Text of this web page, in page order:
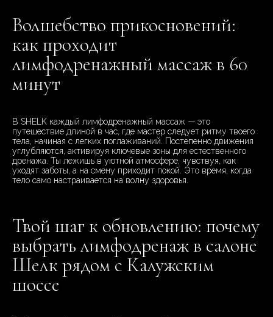
Волшебство прикосновений:
как проходит
лимфодренажный массаж в 60
минут
В SHELK каждый лимфодренажный массаж — это
путешествие длиной в час, где мастер следует ритму твоего
тела, начиная с легких поглаживаний. Постепенно движения
углубляются, активируя ключевые зоны для естественного
дренажа. Ты лежишь в уютной атмосфере, чувствуя, как
уходят заботы, а на смену приходит покой. Это время, когда
тело само настраивается на волну здоровья.
Твой шаг к обновлению: почему
выбрать лимфодренаж в салоне
Шелк рядом с Калужским
шоссе